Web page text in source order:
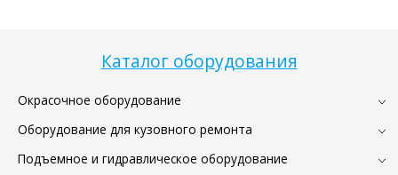
Каталог оборудования
Окрасочное оборудование
Оборудование для кузовного ремонта
Подъемное и гидравлическое оборудование